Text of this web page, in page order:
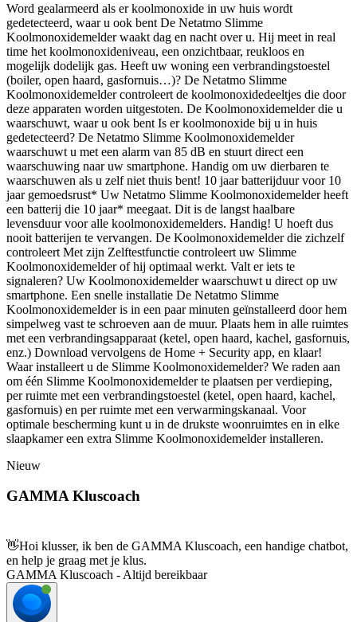
Word gealarmeerd als er koolmonoxide in uw huis wordt
gedetecteerd, waar u ook bent De Netatmo Slimme
Koolmonoxidemelder waakt dag en nacht over u. Hij meet in real
time het koolmonoxideniveau, een onzichtbaar, reukloos en
mogelijk dodelijk gas. Heeft uw woning een verbrandingstoestel
(boiler, open haard, gasfornuis…)? De Netatmo Slimme
Koolmonoxidemelder controleert de koolmonoxidedeeltjes die door
deze apparaten worden uitgestoten. De Koolmonoxidemelder die u
waarschuwt, waar u ook bent Is er koolmonoxide bij u in huis
gedetecteerd? De Netatmo Slimme Koolmonoxidemelder
waarschuwt u met een alarm van 85 dB en stuurt direct een
waarschuwing naar uw smartphone. Handig om uw dierbaren te
waarschuwen als u zelf niet thuis bent! 10 jaar batterijduur voor 10
jaar gemoedsrust* Uw Netatmo Slimme Koolmonoxidemelder heeft
een batterij die 10 jaar* meegaat. Dit is de langst haalbare
levensduur voor alle koolmonoxidemelders. Handig! U hoeft dus
nooit batterijen te vervangen. De Koolmonoxidemelder die zichzelf
controleert Met zijn Zelftestfunctie controleert uw Slimme
Koolmonoxidemelder of hij optimaal werkt. Valt er iets te
signaleren? Uw Koolmonoxidemelder waarschuwt u direct op uw
smartphone. Een snelle installatie De Netatmo Slimme
Koolmonoxidemelder is in een paar minuten geïnstalleerd door hem
simpelweg vast te schroeven aan de muur. Plaats hem in alle ruimtes
met een verbrandingsapparaat (ketel, open haard, kachel, gasfornuis,
enz.) Download vervolgens de Home + Security app, en klaar!
Waar installeert u de Slimme Koolmonoxidemelder? We raden aan
om één Slimme Koolmonoxidemelder te plaatsen per verdieping,
per ruimte met een verbrandingstoestel (ketel, open haard, kachel,
gasfornuis) en per ruimte met een verwarmingskanaal. Voor
optimale bescherming kunt u in de drukste woonruimtes en in elke
slaapkamer een extra Slimme Koolmonoxidemelder installeren.
Nieuw
GAMMA Kluscoach
👋Hoi klusser, ik ben de GAMMA Kluscoach, een handige chatbot,
en help je graag met je klus.
GAMMA Kluscoach - Altijd bereikbaar